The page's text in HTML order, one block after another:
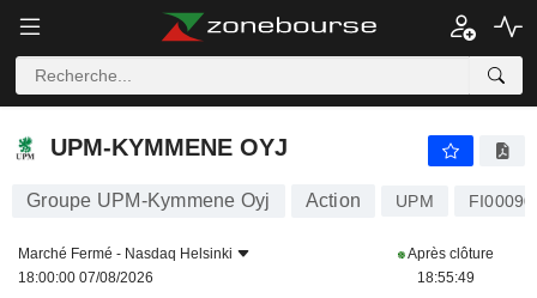
UPM-KYMMENE OYJ
UPM-KYMMENE OYJ
Groupe UPM-Kymmene Oyj Action UPM
Marché Fermé - Nasdaq Helsinki
18:00:00 07/08/2026
Après clôture
18:55:49